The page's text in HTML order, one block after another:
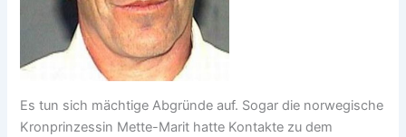
Es tun sich mächtige Abgründe auf. Sogar die norwegische
Kronprinzessin Mette-Marit hatte Kontakte zu dem